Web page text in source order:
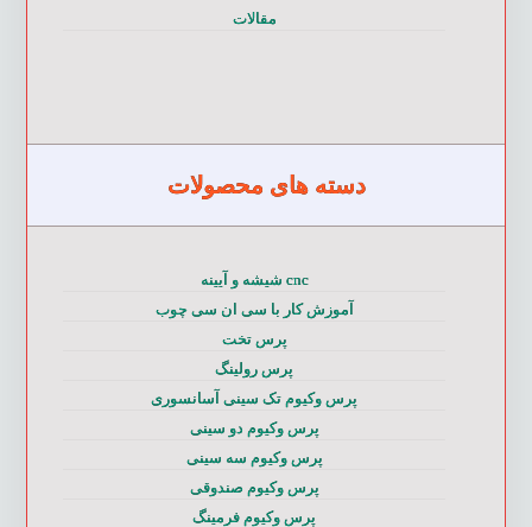
مقالات
دسته های محصولات
cnc شیشه و آیینه
آموزش کار با سی ان سی چوب
پرس تخت
پرس رولینگ
پرس وکیوم تک سینی آسانسوری
پرس وکیوم دو سینی
پرس وکیوم سه سینی
پرس وکیوم صندوقی
پرس وکیوم فرمینگ